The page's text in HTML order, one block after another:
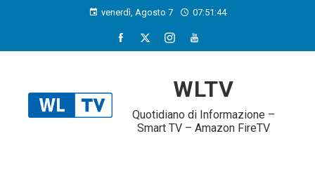
venerdì, Agosto 7 07:51:44
WLTV
Quotidiano di Informazione –
Smart TV – Amazon FireTV